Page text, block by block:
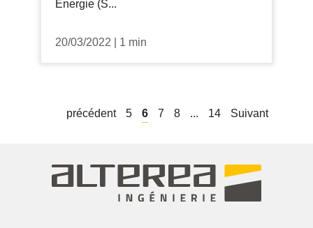
Energie (S...
20/03/2022 1 min
précédent 5 6 7 8 ... 14 Suivant